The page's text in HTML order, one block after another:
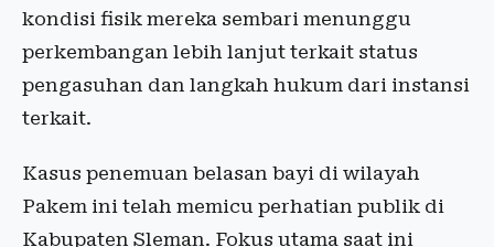
kondisi fisik mereka sembari menunggu
perkembangan lebih lanjut terkait status
pengasuhan dan langkah hukum dari instansi
terkait.
Kasus penemuan belasan bayi di wilayah
Pakem ini telah memicu perhatian publik di
Kabupaten Sleman. Fokus utama saat ini